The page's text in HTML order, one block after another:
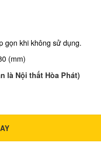
gọn khi không sử dụng.
(mm)
là Nội thất Hòa Phát)